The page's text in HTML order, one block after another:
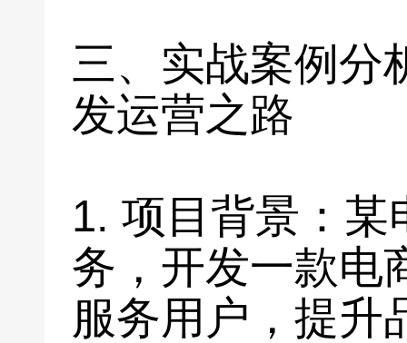
三、实战案例分
发运营之路
1. 项目背景：某
务，开发一款电
服务用户，提升